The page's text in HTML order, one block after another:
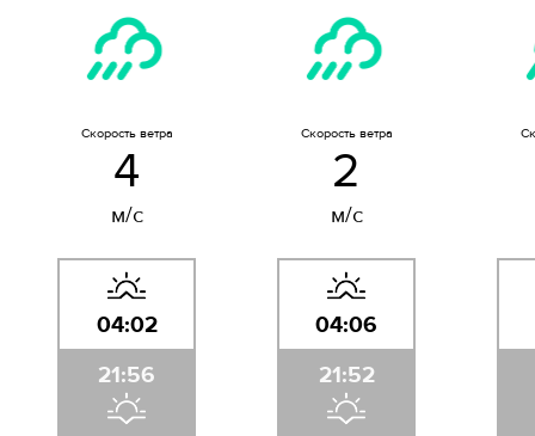
Скорость ветра
4
м/с
04:02
21:56
Скорость ветра
2
м/с
04:06
21:52